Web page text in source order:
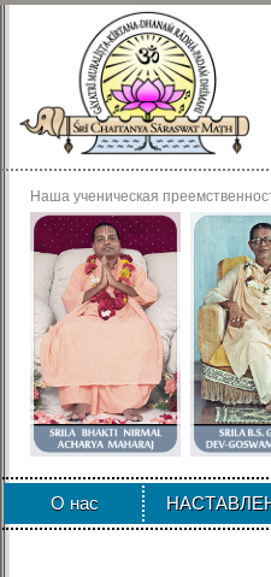
Наша ученическая
О нас